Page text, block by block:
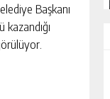
Başkanı